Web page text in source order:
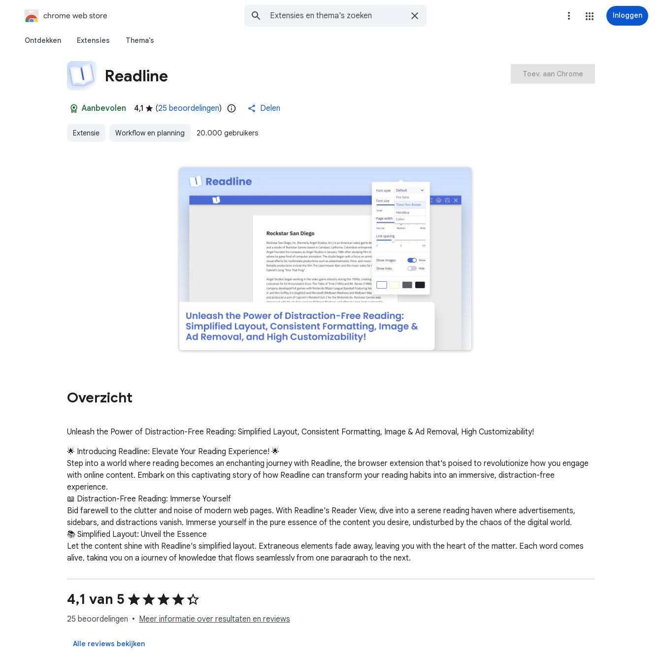
chrome web store Inloggen
Ontdekken Extensies Thema's
Readline
Aanbevolen 4,1 (25 beoordelingen) Delen
Extensie Workflow en planning 20.000 gebruikers
Toev. aan Chrome
Overzicht
Unleash the Power of Distraction-Free Reading: Simplified Layout, Consistent Formatting, Image & Ad Removal, High Customizability!
🌟 Introducing Readline: Elevate Your Reading Experience! 🌟
Step into a world where reading becomes an enchanting journey with Readline, the browser extension that's poised to revolutionize how you engage
with online content. Embark on this captivating story of how Readline can transform your reading habits into an immersive, distraction-free
experience.
📖 Distraction-Free Reading: Immerse Yourself
Bid farewell to the clutter and noise of modern web pages. With Readline's Reader View, dive into a serene reading haven where advertisements,
sidebars, and distractions vanish. Immerse yourself in the pure essence of the content you desire, undisturbed by the chaos of the digital world.
📚 Simplified Layout: Unveil the Essence
Let the content shine with Readline's simplified layout. Extraneous elements fade away, leaving you with the heart of the matter. Each word comes
alive, taking you on a journey of knowledge that flows seamlessly from one paragraph to the next.
Struggle no more with tiny fonts or cramped spacing. Readline's Reader View pampers your eyes with optimized font sizes, impeccable spacing, and
visual elements that make reading an absolute pleasure. Bask in the comfort of text that's tailored for your reading enjoyment.
✨ Consistent Formatting: Your Reading Sanctuary
Say goodbye to disorienting switches between web page designs. Readline ensures that every reading experience is consistent, regardless of the
🖼️ Image and Ad Removal: Focus Unleashed
4,1 van 5
25 beoordelingen Meer informatie over resultaten en reviews
Alle reviews bekijken